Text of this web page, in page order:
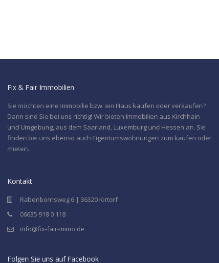
Fix & Fair Immobilien
Sie möchten eine Immobilie bzw. ein Haus kaufen oder verkaufen?
Dann sind Sie bei uns richtig! Wir bieten Immobilien aus Kirchhain
und Umgebung, aus dem Saarland, Luxemburg und Hessen an. Sie
finden bei uns ebenso auch Eigentumswohnungen zum kaufen oder
mieten.
Kontakt
Rabenbornsweg 6 | 36320 Kirtorf
06635 918 0 118
info@fix-fair-immo.de
Folgen Sie uns auf Facebook